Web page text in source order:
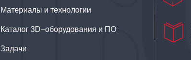
Материалы и технологии
Каталог 3D–оборудования и ПО
Задачи